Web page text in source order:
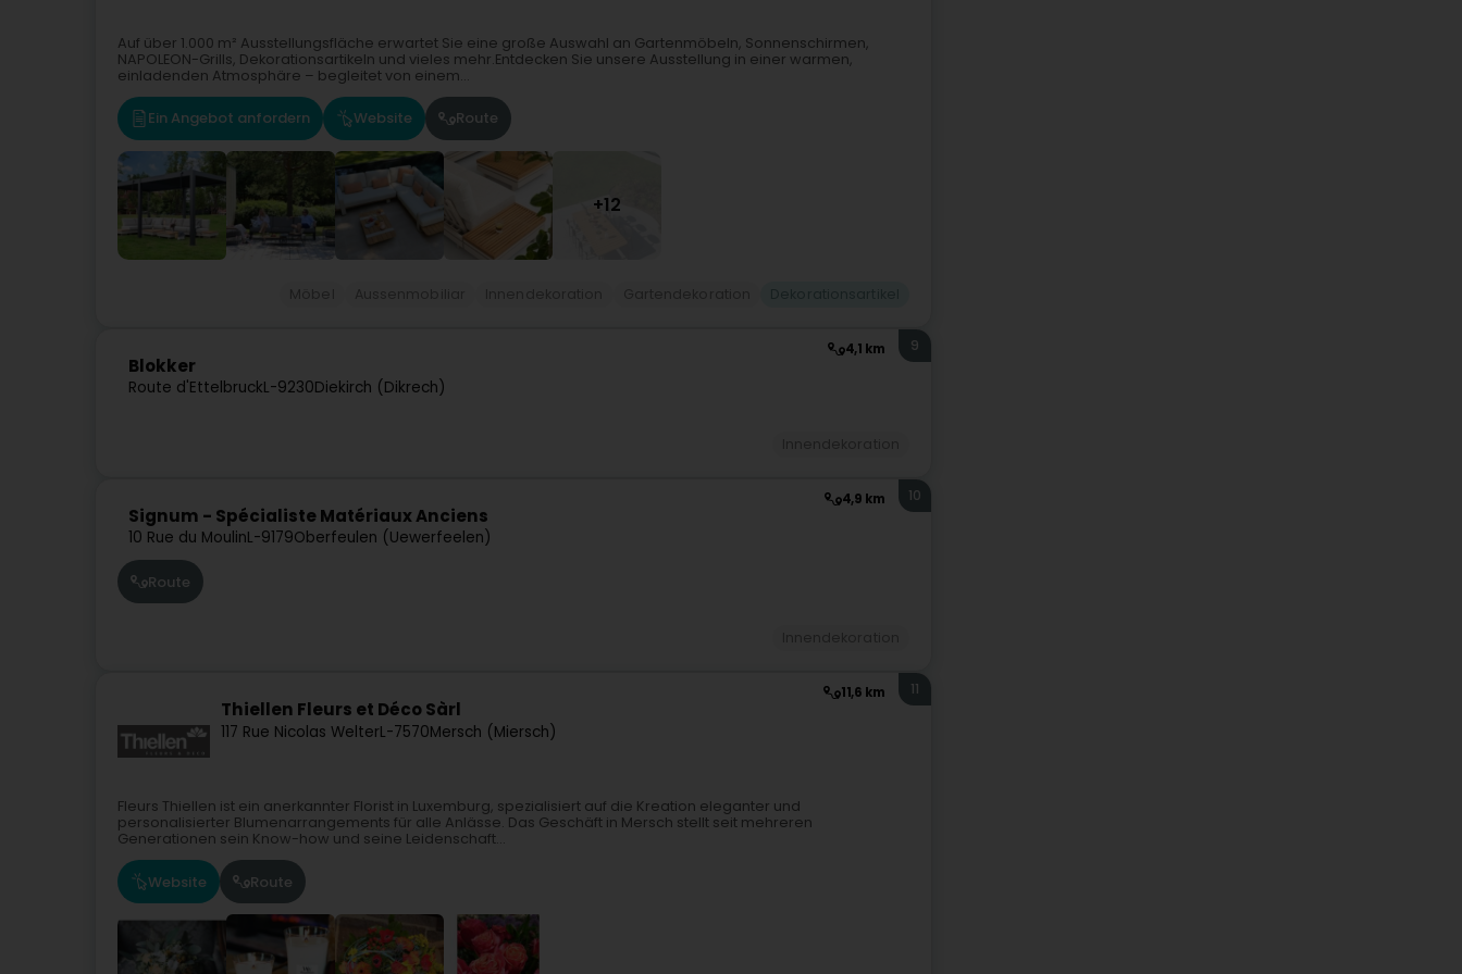
Auf über 1.000 m² Ausstellungsfläche erwartet Sie eine große Auswahl an Gartenmöbeln, Sonnenschirmen,
NAPOLEON-Grills, Dekorationsartikeln und vieles mehr.Entdecken Sie unsere Ausstellung in einer warmen,
einladenden Atmosphäre – begleitet von einem...
Ein Angebot anfordern Website Route
+12
4,1 km
Blokker
Route d'EttelbruckL-9230Diekirch (Dikrech)
9
4,9 km
Signum - Spécialiste Matériaux Anciens
10 Rue du MoulinL-9179Oberfeulen (Uewerfeelen)
10
Route
11,6 km
Thiellen Fleurs et Déco Sàrl
117 Rue Nicolas WelterL-7570Mersch (Miersch)
11
Fleurs Thiellen ist ein anerkannter Florist in Luxemburg, spezialisiert auf die Kreation eleganter und
personalisierter Blumenarrangements für alle Anlässe. Das Geschäft in Mersch stellt seit mehreren
Generationen sein Know-how und seine Leidenschaft...
Website Route